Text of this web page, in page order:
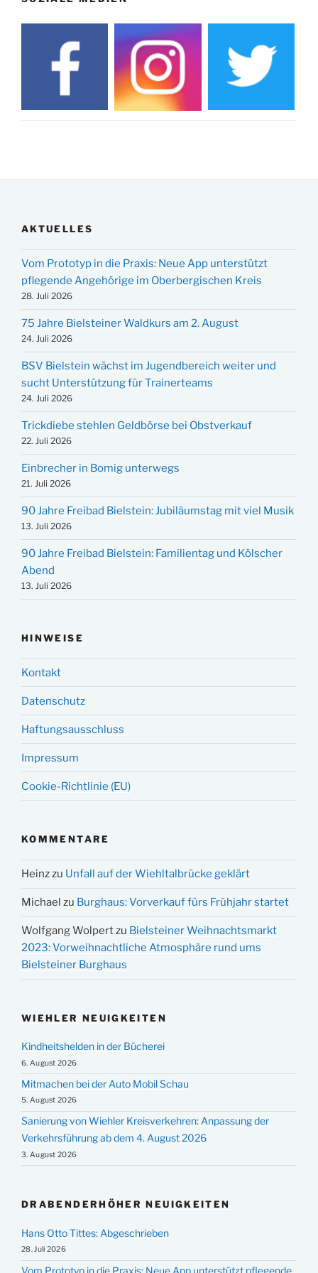
AKTUELLES
Vom Prototyp in die Praxis: Neue App unterstützt
pflegende Angehörige im Oberbergischen Kreis
28. Juli 2026
75 Jahre Bielsteiner Waldkurs am 2. August
24. Juli 2026
BSV Bielstein wächst im Jugendbereich weiter und
sucht Unterstützung für Trainerteams
24. Juli 2026
Trickdiebe stehlen Geldbörse bei Obstverkauf
22. Juli 2026
Einbrecher in Bomig unterwegs
21. Juli 2026
90 Jahre Freibad Bielstein: Jubiläumstag mit viel Musik
13. Juli 2026
90 Jahre Freibad Bielstein: Familientag und Kölscher
Abend
13. Juli 2026
HINWEISE
Kontakt
Datenschutz
Haftungsausschluss
Impressum
Cookie-Richtlinie (EU)
KOMMENTARE
Heinzzu Unfall auf der Wiehltalbrücke geklärt
Michael zu Burghaus: Vorverkauf fürs Frühjahr startet
Wolfgang Wolpertzu Bielsteiner Weihnachtsmarkt
2023: Vorweihnachtliche Atmosphäre rund ums
Bielsteiner Burghaus
WIEHLER NEUIGKEITEN
Kindheitshelden in der Bücherei
6. August 2026
Mitmachen bei der Auto Mobil Schau
5. August 2026
Sanierung von Wiehler Kreisverkehren: Anpassung der
Verkehrsführung ab dem 4. August 2026
3. August 2026
DRABENDERHÖHER NEUIGKEITEN
Hans Otto Tittes: Abgeschrieben
28. Juli 2026
Vom Prototyp in die Praxis: Neue App unterstützt pflegende